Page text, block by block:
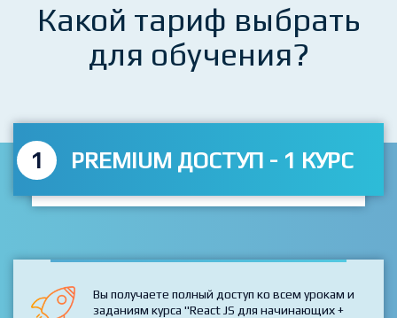
Какой тариф выбрать
для обучения?
1 PREMIUM ДОСТУП - 1 КУРС
Вы получаете полный доступ ко всем урокам и
заданиям курса "React JS для начинающих +